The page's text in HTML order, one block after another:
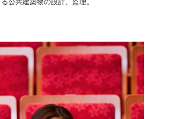
る公共建築物の設計、監理。